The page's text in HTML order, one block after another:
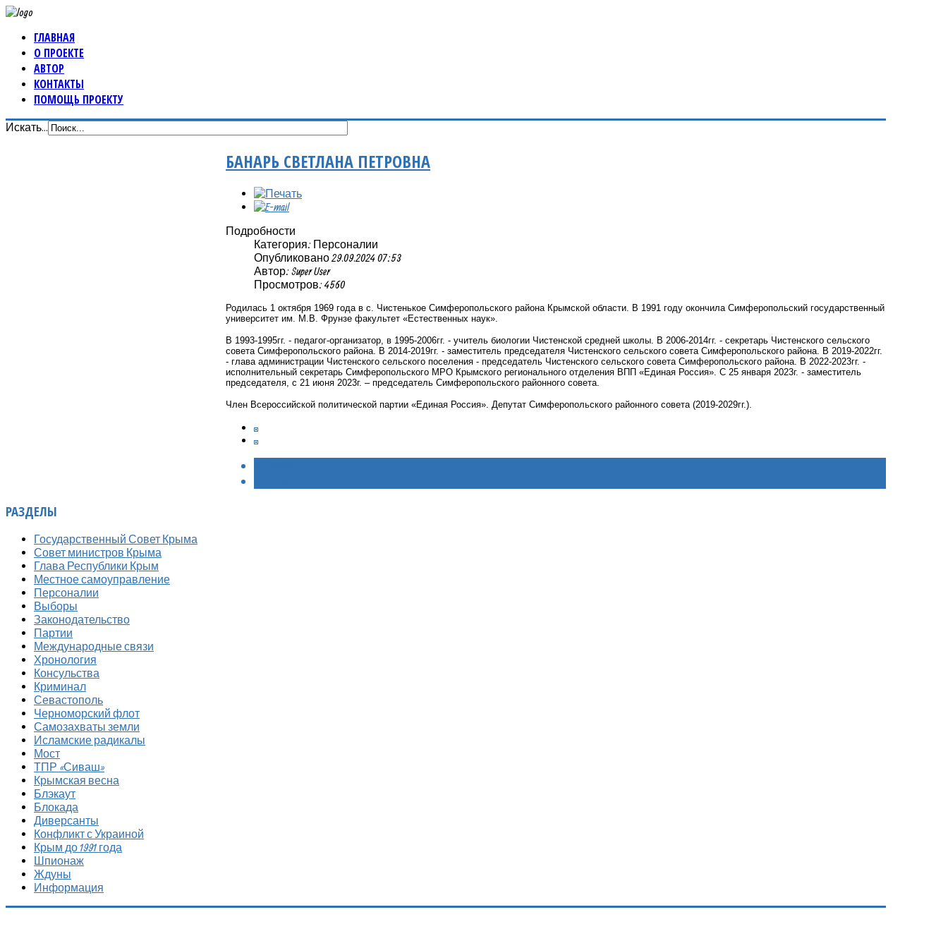
ГЛАВНАЯ
О ПРОЕКТЕ
АВТОР
КОНТАКТЫ
ПОМОЩЬ ПРОЕКТУ
Искать...
БАНАРЬ СВЕТЛАНА ПЕТРОВНА
Подробности
Категория: Персоналии
Опубликовано 29.09.2024 07:53
Автор: Super User
Просмотров: 4560
Родилась 1 октября 1969 года в с. Чистенькое Симферопольского района Крымской области. В 1991 году окончила Симферопольский государственный
университет им. М.В. Фрунзе факультет «Естественных наук».
В 1993-1995гг. - педагог-организатор, в 1995-2006гг. - учитель биологии Чистенской средней школы. В 2006-2014гг. - секретарь Чистенского сельского
совета Симферопольского района. В 2014-2019гг. - заместитель председателя Чистенского сельского совета Симферопольского района. В 2019-2022гг.
- глава администрации Чистенского сельского поселения - председатель Чистенского сельского совета Симферопольского района. В 2022-2023гг. -
исполнительный секретарь Симферопольского МРО Крымского регионального отделения ВПП «Единая Россия». С 25 января 2023г. - заместитель
председателя, с 21 июня 2023г. – председатель Симферопольского районного совета.
Член Всероссийской политической партии «Единая Россия». Депутат Симферопольского районного совета (2019-2029гг.).
РАЗДЕЛЫ
Государственный Совет Крыма
Совет министров Крыма
Глава Республики Крым
Местное самоуправление
Персоналии
Выборы
Законодательство
Партии
Международные связи
Хронология
Консульства
Криминал
Севастополь
Черноморский флот
Самозахваты земли
Исламские радикалы
Мост
ТПР «Сиваш»
Крымская весна
Блэкаут
Блокада
Диверсанты
Конфликт с Украиной
Крым до 1991 года
Шпионаж
Ждуны
Информация